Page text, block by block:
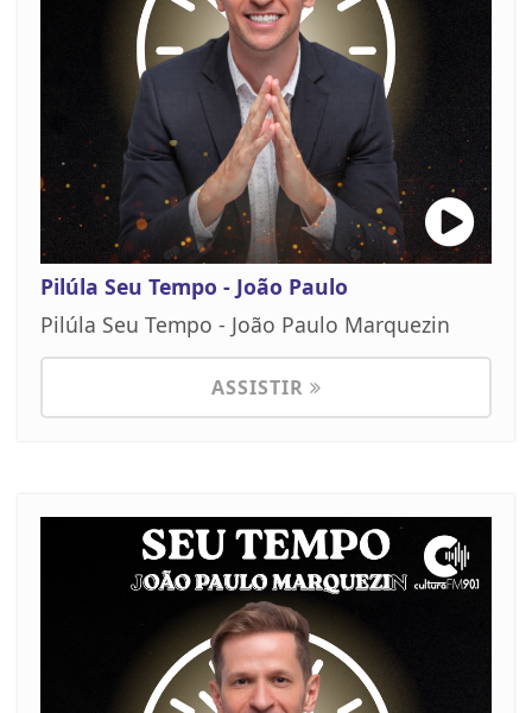
Pilúla Seu Tempo - João Paulo
Pilúla Seu Tempo - João Paulo Marquezin
ASSISTIR